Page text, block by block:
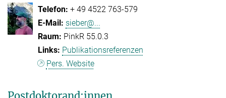
+ 49 4522 763-579
sieber@...
PinkR 55.0.3
Publikationsreferenzen
Pers. Website